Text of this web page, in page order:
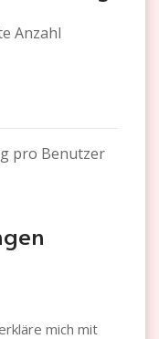
Anzahl
pro Benutzer
mich mit